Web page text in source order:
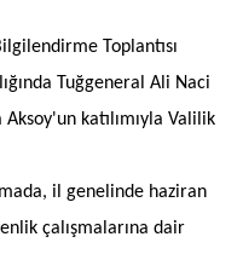
Toplantısı
Tuğgeneral Ali Naci
katılımıyla Valilik
il genelinde haziran
çalışmalarına dair